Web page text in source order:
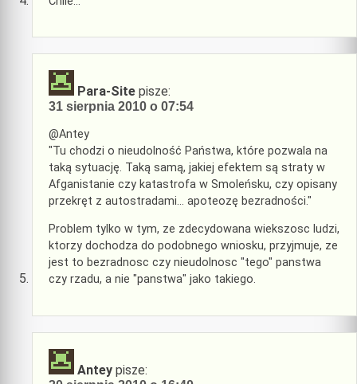
Para-Site pisze:
31 sierpnia 2010 o 07:54
@Antey
"Tu chodzi o nieudolność Państwa, które pozwala na
taką sytuację. Taką samą, jakiej efektem są straty w
Afganistanie czy katastrofa w Smoleńsku, czy opisany
przekręt z autostradami… apoteozę bezradności."
Problem tylko w tym, ze zdecydowana wiekszosc ludzi,
ktorzy dochodza do podobnego wniosku, przyjmuje, ze
jest to bezradnosc czy nieudolnosc "tego" panstwa
czy rzadu, a nie "panstwa" jako takiego.
Antey pisze: